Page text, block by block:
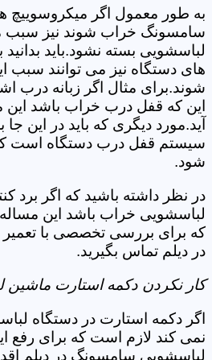
به طور معمول اگر میکروسوییچ
سامسونگ خراب شوند نیز سبب
لباسشویی بسته نشود.باید
های دستگاه نیز می توانند سبب
شوند.برای مثال اگر زبانه درب
این که قفل درب خراب باشد این
آید.مورد دیگری که باید در این
سیستم قفل درب دستگاه است
شود.
در نظر داشته باشید که اگر برد
لباسشویی خراب باشد این
که برای بررسی تخصصی با
در دیلم تماس بگیرید.
کار نکردن دکمه استارت ماشین
اگر دکمه استارت در دستگاه
نمی کند لازم است که برای رفع
لباسشویی سامسونگ در دیلم